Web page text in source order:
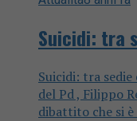
Suicidi: tra
Suicidi: tra
del Pd , Filippo
dibattito che si